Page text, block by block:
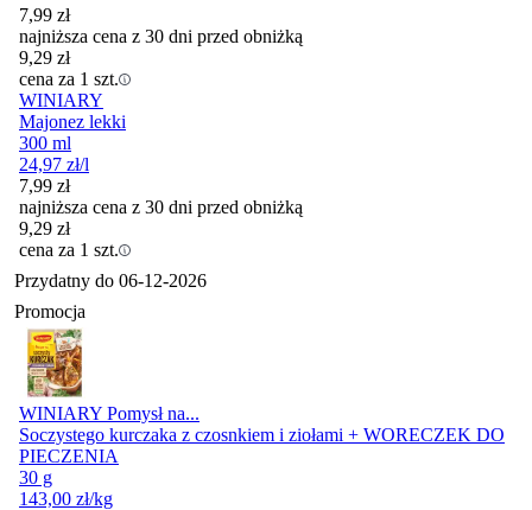
7,99 zł
najniższa cena z 30 dni przed obniżką
9,29 zł
cena za 1 szt.
WINIARY
Majonez lekki
300 ml
24,97 zł/l
7,99 zł
najniższa cena z 30 dni przed obniżką
9,29 zł
cena za 1 szt.
Przydatny do 06-12-2026
Promocja
WINIARY Pomysł na...
Soczystego kurczaka z czosnkiem i ziołami + WORECZEK DO
PIECZENIA
30 g
143,00 zł/kg